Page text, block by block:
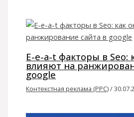
E-e-a-t факторы в Seo:
влияют на
google
Контекстная реклама (PPC)/